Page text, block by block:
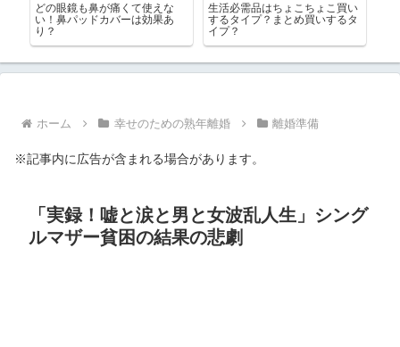
どの眼鏡も鼻が痛くて使えな
い！鼻パッドカバーは効果あ
り？
生活必需品はちょこちょこ買い
するタイプ？まとめ買いするタ
イプ？
ホーム 幸せのための熟年離婚 離婚準備
※記事内に広告が含まれる場合があります。
「実録！嘘と涙と男と女波乱人生」シング
ルマザー貧困の結果の悲劇